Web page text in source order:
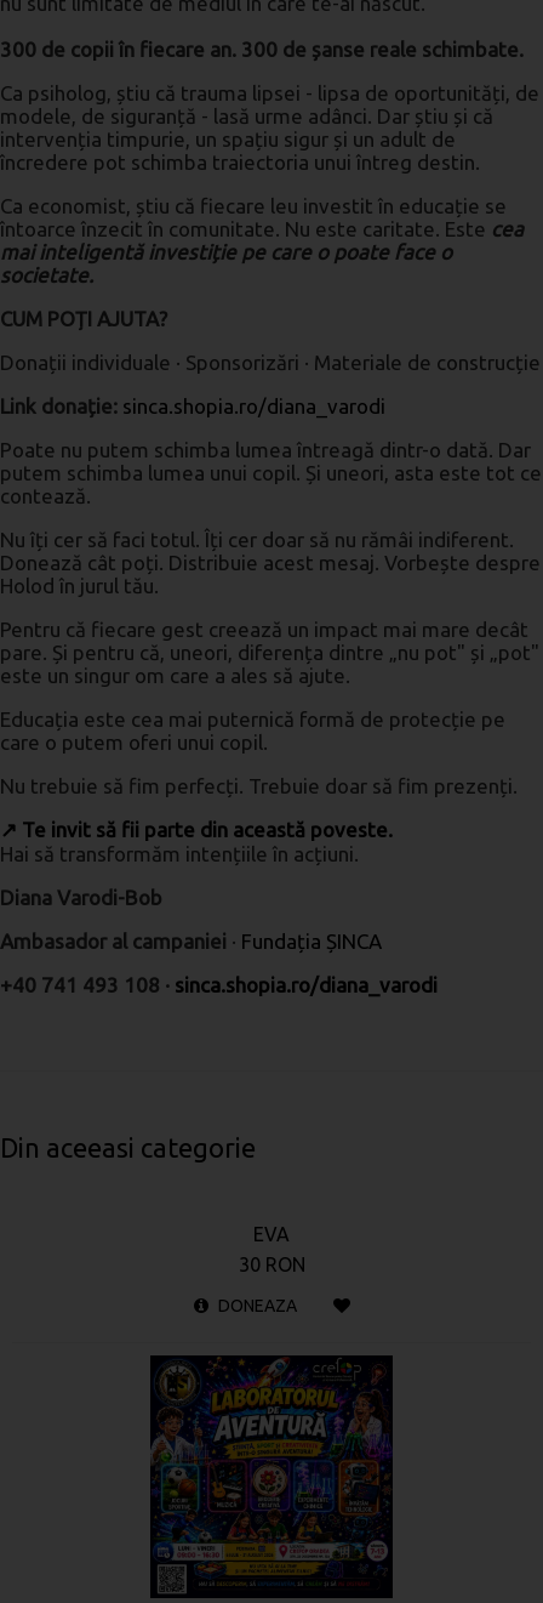
300 de copii în fiecare an. 300 de șanse reale schimbate.
Ca psiholog, știu că trauma lipsei - lipsa de oportunități, de
modele, de siguranță - lasă urme adânci. Dar știu și că
intervenția timpurie, un spațiu sigur și un adult de
încredere pot schimba traiectoria unui întreg destin.
Ca economist, știu că fiecare leu investit în educație se
întoarce înzecit în comunitate. Nu este caritate. Este cea
mai inteligentă investiție pe care o poate face o
societate.
CUM POȚI AJUTA?
Donații individuale · Sponsorizări · Materiale de construcție
Link donație: sinca.shopia.ro/diana_varodi
Poate nu putem schimba lumea întreagă dintr-o dată. Dar
putem schimba lumea unui copil. Și uneori, asta este tot ce
contează.
Nu îți cer să faci totul. Îți cer doar să nu rămâi indiferent.
Donează cât poți. Distribuie acest mesaj. Vorbește despre
Holod în jurul tău.
Pentru că fiecare gest creează un impact mai mare decât
pare. Și pentru că, uneori, diferența dintre „nu pot" și „pot"
este un singur om care a ales să ajute.
Educația este cea mai puternică formă de protecție pe
care o putem oferi unui copil.
Nu trebuie să fim perfecți. Trebuie doar să fim prezenți.
↗ Te invit să fii parte din această poveste.
Hai să transformăm intențiile în acțiuni.
Diana Varodi-Bob
Ambasador al campaniei · Fundația ȘINCA
+40 741 493 108 · sinca.shopia.ro/diana_varodi
Din aceeasi categorie
EVA
30 RON
DONEAZA